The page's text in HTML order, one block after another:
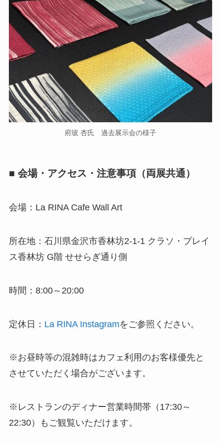
府玻 杏氏 過去展示会の様子
■ 会場・アクセス・注意事項（両展共通）
会場：La RINA Cafe Wall Art
所在地：石川県金沢市香林坊2-1-1 クラソ・プレイ
ス香林坊 G階 せせらぎ通り側
時間：8:00～20:00
定休日： La RINA Instagramをご参照ください。
※お昼時等の混雑時はカフェ利用のお客様優先と
させていただく場合がございます。
※レストランのディナー営業時間帯（17:30～
22:30）もご観覧いただけます。